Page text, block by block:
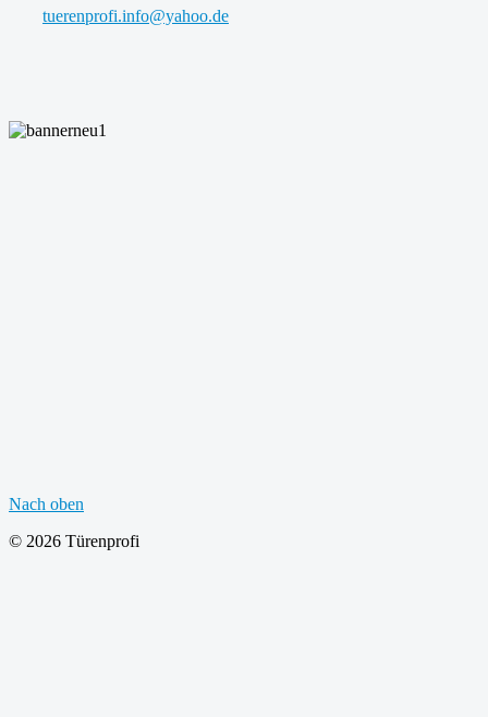
tuerenprofi.info@yahoo.de
Nach oben
© 2026 Türenprofi